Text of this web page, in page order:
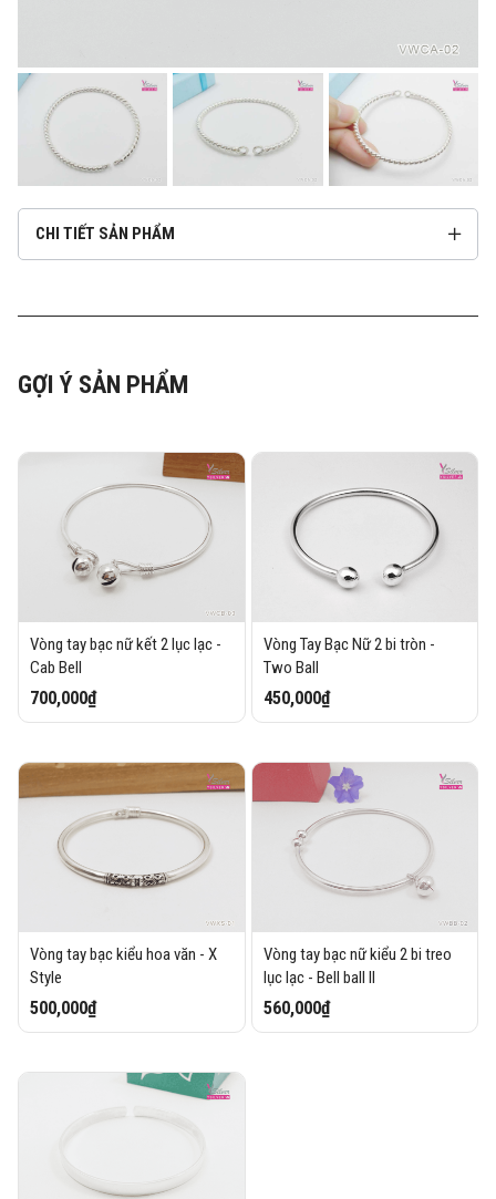
CHI TIẾT SẢN PHẨM
GỢI Ý SẢN PHẨM
Vòng tay bạc nữ kết 2 lục lạc -
Cab Bell
700,000₫
Vòng Tay Bạc Nữ 2 bi tròn -
Two Ball
450,000₫
Vòng tay bạc kiểu hoa văn - X
Style
500,000₫
Vòng tay bạc nữ kiểu 2 bi treo
lục lạc - Bell ball II
560,000₫